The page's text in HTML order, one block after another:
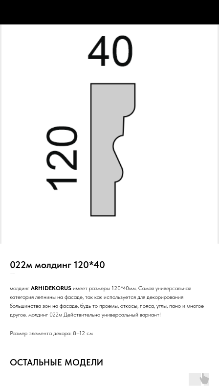
022м молдинг 120*40
молдинг ARHIDEKORUS имеет размеры 120*40мм. Самая универсальная
категория лепнины на фасаде, так как используется для декорирования
большинства зон на фасаде, будь то проемы, откосы, пояса, углы, пано и многое
другое. молдинг 022м Действительно универсальный вариант!
Размер элемента декора: 8–12 см
ОСТАЛЬНЫЕ МОДЕЛИ